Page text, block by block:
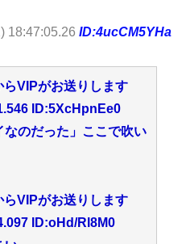
18:47:05.26 ID:4ucCM5YHa
VIPがお送りします
ID:5XcHpnEe0
なのだった」ここで吹い
VIPがお送りします
ID:oHd/Rl8M0